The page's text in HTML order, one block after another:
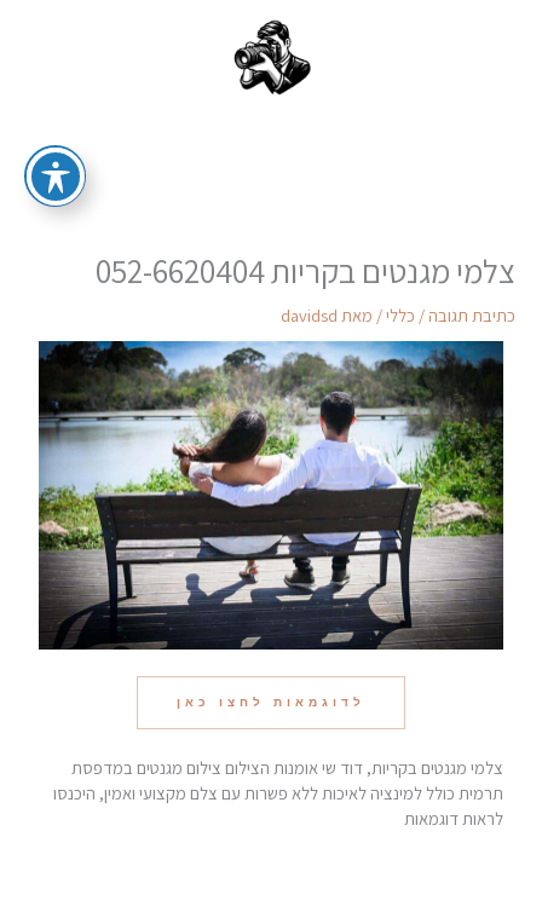
צלמי מגנטים בקריות 052-6620404
כתיבת תגובה / כללי/ מאת davidsd
לדוגמאות לחצו כאן
צלמי מגנטים בקריות, דוד שי אומנות הצילום צילום מגנטים במדפסת
תרמית כולל למינציה לאיכות ללא פשרות עם צלם מקצועי ואמין, היכנסו
לראות דוגמאות